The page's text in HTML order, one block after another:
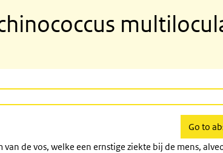
Go to
de vos, welke een ernstige ziekte bij de mens,